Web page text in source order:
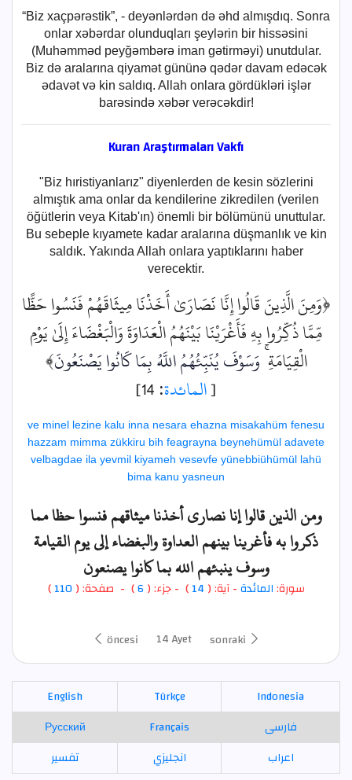
“Biz xaçpərəstik”, - deyənlərdən də əhd almışdıq. Sonra
onlar xəbərdar olunduqları şeylərin bir hissəsini
(Muhəmməd peyğəmbərə iman gətirməyi) unutdular.
Biz də aralarına qiyamət gününə qədər davam edəcək
ədavət və kin saldıq. Allah onlara gördükləri işlər
barəsində xəbər verəcəkdir!
Kuran Araştırmaları Vakfı
"Biz hıristiyanlarız" diyenlerden de kesin sözlerini
almıştık ama onlar da kendilerine zikredilen (verilen
öğütlerin veya Kitab'ın) önemli bir bölümünü unuttular.
Bu sebeple kıyamete kadar aralarına düşmanlık ve kin
saldık. Yakında Allah onlara yaptıklarını haber
verecektir.
﴿وَمِنَ الَّذِينَ قَالُوا إِنَّا نَصَارَىٰ أَخَذْنَا مِيثَاقَهُمْ فَنَسُوا حَظًّا
مِّمَّا ذُكِّرُوا بِهِ فَأَغْرَيْنَا بَيْنَهُمُ الْعَدَاوَةَ وَالْبَغْضَاءَ إِلَىٰ يَوْمِ
الْقِيَامَةِ ۚوَسَوْفَ يُنَبِّئُهُمُ اللَّهُ بِمَا كَانُوا يَصْنَعُونَ﴾
[المائدة: 14]
ve minel lezine kalu inna nesara ehazna misakahüm fenesu
hazzam mimma zükkiru bih feagrayna beynehümül adavete
velbagdae ila yevmil kiyameh vesevfe yünebbiühümül lahü
bima kanu yasneun
ومن الذين قالوا إنا نصارى أخذنا ميثاقهم فنسوا حظا مما
ذكروا به فأغرينا بينهم العداوة والبغضاء إلى يوم القيامة
وسوف ينبئهم الله بما كانوا يصنعون
سورة:المائدة- آية: ( 14
) - جزء: (6) - صفحة: (110
)
öncesi 14 Ayet sonraki
English Türkçe
Indonesia
Русский
Français
فارسی
تفسير
انجليزي اعراب